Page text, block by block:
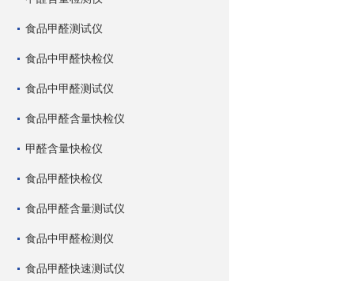
食品甲醛测试仪
食品中甲醛快检仪
食品中甲醛测试仪
食品甲醛含量快检仪
甲醛含量快检仪
食品甲醛快检仪
食品甲醛含量测试仪
食品中甲醛检测仪
食品甲醛快速测试仪